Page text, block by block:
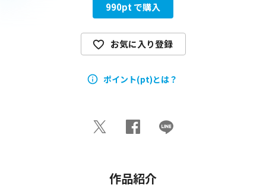
990pt で購入
お気に入り登録
ポイント(pt)とは？
作品紹介